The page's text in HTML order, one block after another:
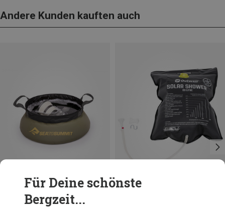
Andere Kunden kauften auch
Du sparst bis 32%
Für Deine schönste
Bergzeit...